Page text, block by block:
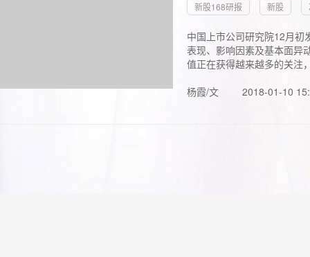
新股168研报 新股
中国上市公司研究院12月初
表现、影响因素及基本面异
值正在获得越来越多的关注
杨霞/文
2018-01-10